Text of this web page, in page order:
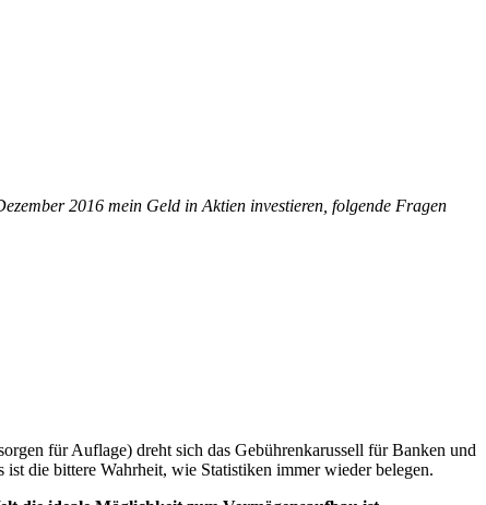
2016 mein Geld in Aktien investieren, folgende Fragen
für Auflage) dreht sich das Gebührenkarussell für Banken und
die bittere Wahrheit, wie Statistiken immer wieder belegen.